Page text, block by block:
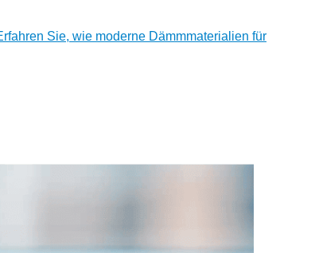
Sie, wie moderne Dämmmaterialien für